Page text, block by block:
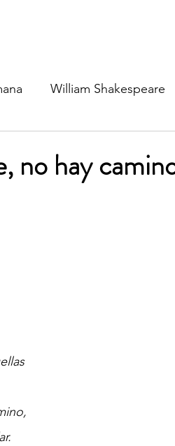
William Shakespeare
Nórdica
no hay